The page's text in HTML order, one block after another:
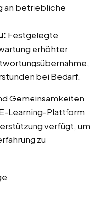
an betriebliche
Festgelegte
erhöhter
bei Bedarf.
Gemeinsamkeiten
Learning-Plattform
verfügt, um
zu